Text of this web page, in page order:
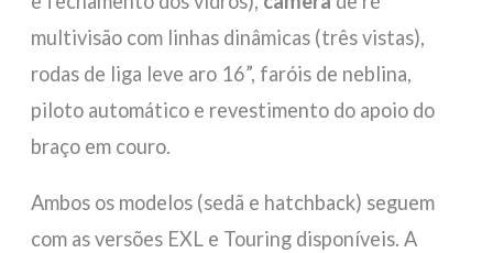
multivisão com linhas dinâmicas (três vistas),
rodas de liga leve aro 16”, faróis de neblina,
piloto automático e revestimento do apoio do
braço em couro.
Ambos os modelos (sedã e hatchback) seguem
com as versões EXL e Touring disponíveis. A